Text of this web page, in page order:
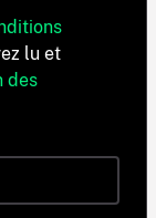
lu et
des